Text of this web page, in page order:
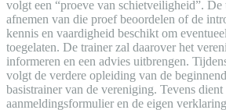
volgt een “proeve van schietveiligheid”. De
afnemen van die proef beoordelen of de
kennis en vaardigheid beschikt om
toegelaten. De trainer zal daarover het
informeren en een advies uitbrengen.
volgt de verdere opleiding van de
basistrainer van de vereniging. Tevens dient
aanmeldingsformulier en de eigen